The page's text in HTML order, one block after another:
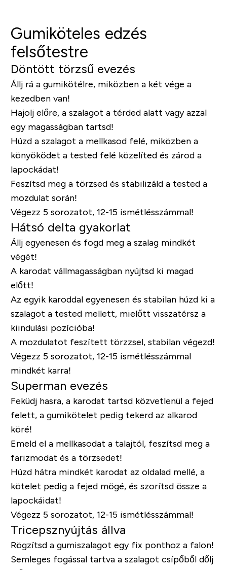
Gumiköteles edzés
felsőtestre
Döntött törzsű evezés
Állj rá a gumikötélre, miközben a két vége a
kezedben van!
Hajolj előre, a szalagot a térded alatt vagy azzal
egy magasságban tartsd!
Húzd a szalagot a mellkasod felé, miközben a
könyöködet a tested felé közelíted és zárod a
lapockádat!
Feszítsd meg a törzsed és stabilizáld a tested a
mozdulat során!
Végezz 5 sorozatot, 12-15 ismétlésszámmal!
Hátsó delta gyakorlat
Állj egyenesen és fogd meg a szalag mindkét
végét!
A karodat vállmagasságban nyújtsd ki magad
előtt!
Az egyik karoddal egyenesen és stabilan húzd ki a
szalagot a tested mellett, mielőtt visszatérsz a
kiindulási pozícióba!
A mozdulatot feszített törzzsel, stabilan végezd!
Végezz 5 sorozatot, 12-15 ismétlésszámmal
mindkét karra!
Superman evezés
Feküdj hasra, a karodat tartsd közvetlenül a fejed
felett, a gumikötelet pedig tekerd az alkarod
köré!
Emeld el a mellkasodat a talajtól, feszítsd meg a
farizmodat és a törzsedet!
Húzd hátra mindkét karodat az oldalad mellé, a
kötelet pedig a fejed mögé, és szorítsd össze a
lapockáidat!
Végezz 5 sorozatot, 12-15 ismétlésszámmal!
Tricepsznyújtás állva
Rögzítsd a gumiszalagot egy fix ponthoz a falon!
Semleges fogással tartva a szalagot csípőből dőlj